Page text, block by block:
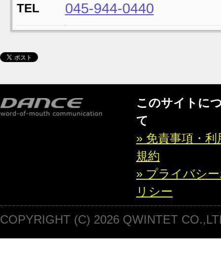
TEL 045-944-0440
このサイトに
て
» 免責事項・利
規約
» プライバシ
リシー
COPYRIGHT (C) 2026 QWINTET